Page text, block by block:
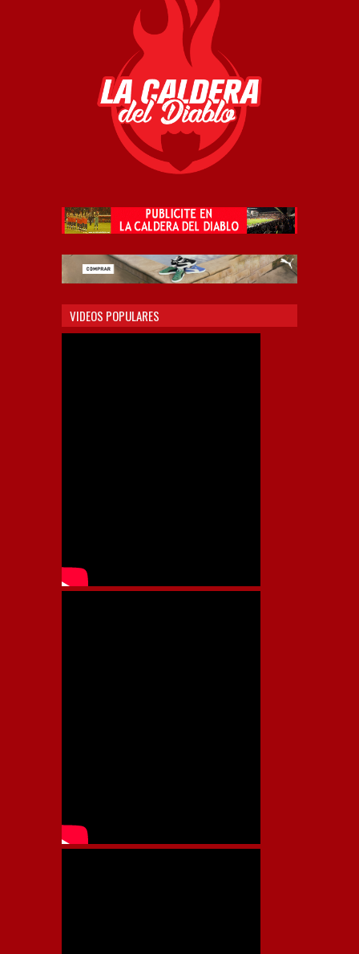
VIDEOS POPULARES